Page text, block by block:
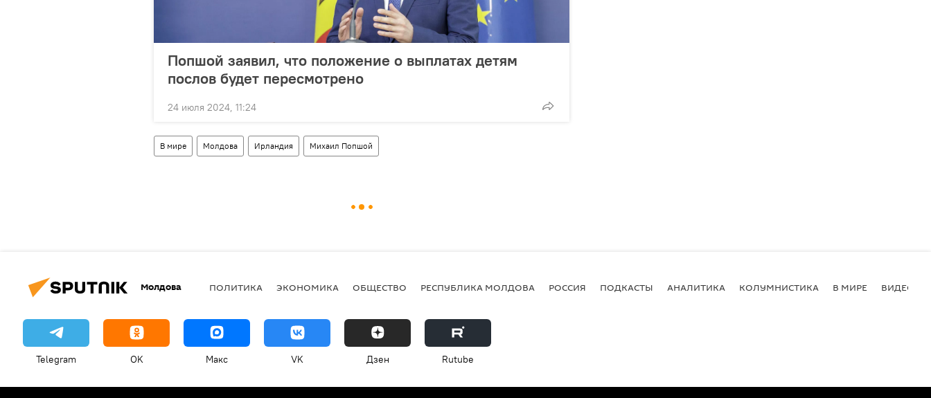
Попшой заявил, что положение о выплатах детям
послов будет пересмотрено
24 июля 2024, 11:24
В мире Молдова Ирландия Михаил Попшой
Молдова ПОЛИТИКА ЭКОНОМИКА ОБЩЕСТВО РЕСПУБЛИКА МОЛДОВА РОССИЯ ПОДКАСТЫ АНАЛИТИКА КОЛУМНИСТИКА В МИРЕ ВИДЕО
Telegram OK Макс VK Дзен Rutube